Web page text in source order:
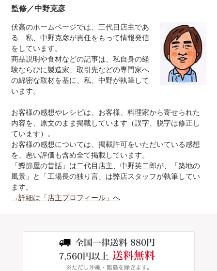
監修／中野克彦
伏高のホームページでは、三代目店主であ
る 私、中野克彦が責任をもって情報発信
をしています。
商品説明や食材などの記事は、私自身の経
験ならびに製造家、取引先などの専門家へ
の綿密な取材を基に、私、中野が執筆して
います。
お客様の感想やレシピは、お客様、料理家から寄せられた
内容を、原文のまま掲載しています（誤字、脱字は修正し
ています）。
お客様の感想については、掲載許可をいただいている感想
を、悪い評価も含め全て掲載しています。
「鰹節屋の昔話」は二代目店主、中野英二郎が、「築地の
風景」と「工場長の独り言」は弊店スタッフが執筆してい
ます。
→詳細は「店主プロフィール」へ